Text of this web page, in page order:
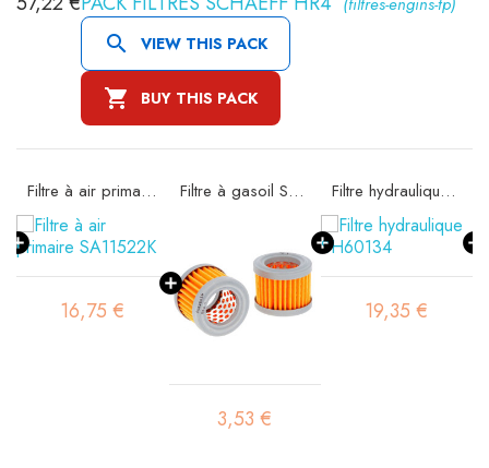
 VIEW THIS PACK
 BUY THIS PACK
Filtre à air primaire SA11522K
16,75 €
Filtre à gasoil SBH 1
3,53 €
Filtre hydraulique SH60134
19,35 €